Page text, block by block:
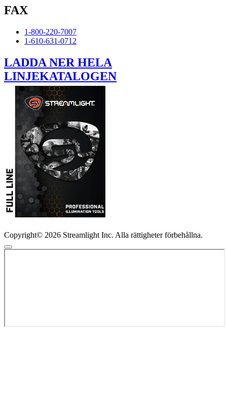
FAX
1-800-220-7007
1-610-631-0712
LADDA NER HELA
LINJEKATALOGEN
Copyright© 2026 Streamlight Inc. Alla rättigheter förbehållna.